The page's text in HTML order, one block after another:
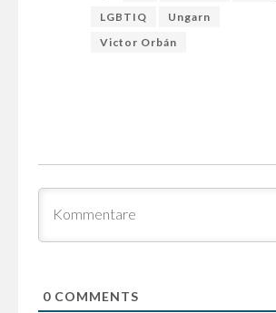
LGBTIQ
Ungarn
Victor Orbán
0COMMENTS